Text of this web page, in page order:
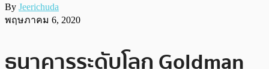
By Jeerichuda
พฤษภาคม 6, 2020
ธนาคารระดับโลก Goldman